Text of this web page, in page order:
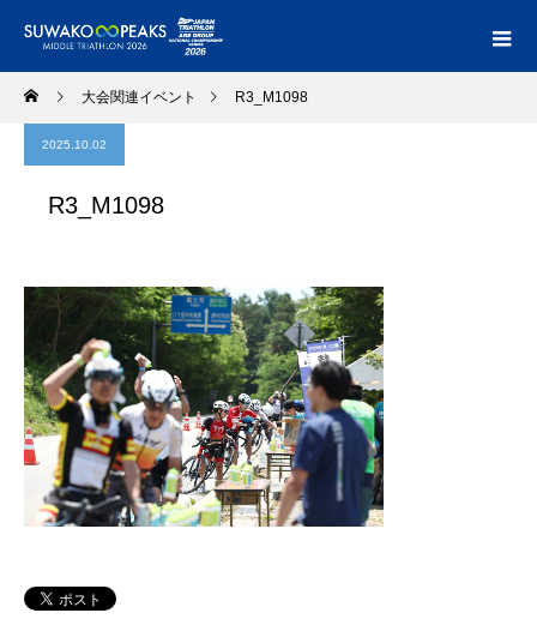
大会関連イベント R3_M1098
2025.10.02
R3_M1098